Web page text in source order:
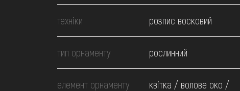
ПОСЛУГИ
техніки розпис восковий
тип орнаменту рослинний
елемент орнаменту
квітка / волове око /